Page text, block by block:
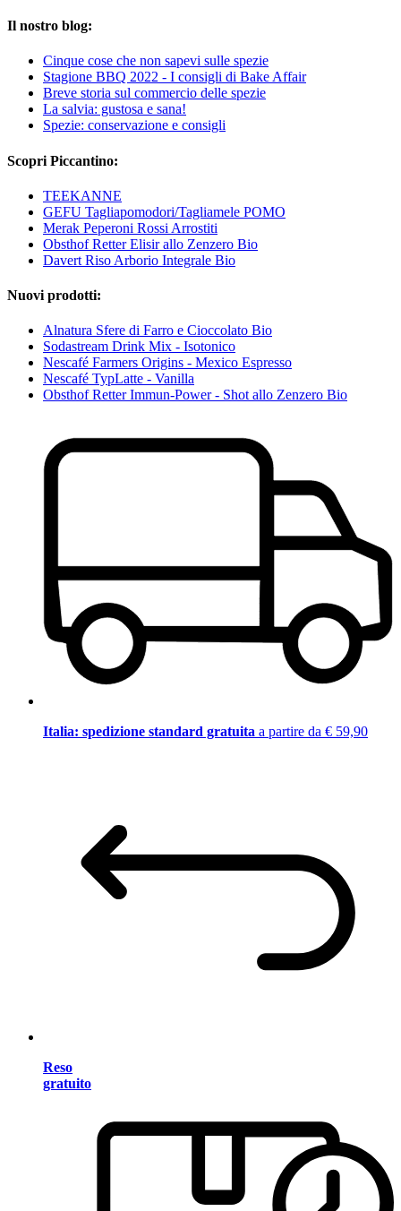
Il nostro blog:
Cinque cose che non sapevi sulle spezie
Stagione BBQ 2022 - I consigli di Bake Affair
Breve storia sul commercio delle spezie
La salvia: gustosa e sana!
Spezie: conservazione e consigli
Scopri Piccantino:
TEEKANNE
GEFU Tagliapomodori/Tagliamele POMO
Merak Peperoni Rossi Arrostiti
Obsthof Retter Elisir allo Zenzero Bio
Davert Riso Arborio Integrale Bio
Nuovi prodotti:
Alnatura Sfere di Farro e Cioccolato Bio
Sodastream Drink Mix - Isotonico
Nescafé Farmers Origins - Mexico Espresso
Nescafé TypLatte - Vanilla
Obsthof Retter Immun-Power - Shot allo Zenzero Bio
Italia: spedizione standard gratuita a partire da € 59,90
Reso
gratuito